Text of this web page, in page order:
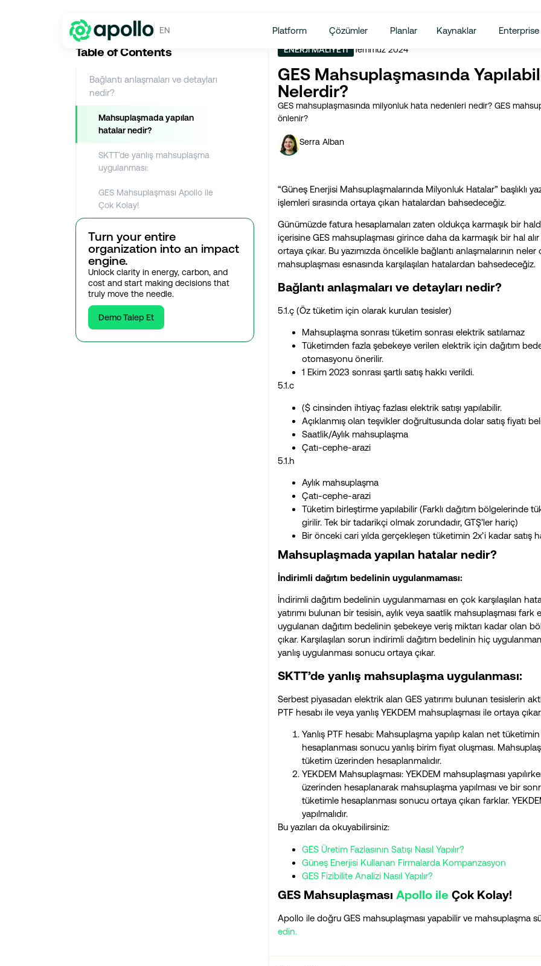
EN Platform Çözümler Planlar Kaynaklar Enterprise
Table of Contents
Bağlantı anlaşmaları ve detayları
nedir?
Mahsuplaşmada yapılan
hatalar nedir?
SKTT’de yanlış mahsuplaşma
uygulanması:
GES Mahsuplaşması Apollo ile
Çok Kolay!
Turn your entire
organization into an impact
engine.
Unlock clarity in energy, carbon, and
cost and start making decisions that
truly move the needle.
Demo Talep Et
ENERJI MALIYETI Temmuz 2024
GES Mahsuplaşmasında
Nelerdir?
GES mahsuplaşmasında milyonluk hata nedenleri nedir? GES
önlenir?
Serra Alban
“Güneş Enerjisi Mahsuplaşmalarında Milyonluk Hatalar” başlıklı
işlemleri sırasında ortaya çıkan hatalardan bahsedeceğiz.
Günümüzde fatura hesaplamaları zaten oldukça karmaşık bir
içerisine GES mahsuplaşması girince daha da karmaşık bir hal
ortaya çıkar. Bu yazımızda öncelikle bağlantı anlaşmalarının
mahsuplaşması esnasında karşılaşılan hatalardan bahsedeceğiz.
Bağlantı anlaşmaları ve detayları nedir?
5.1.ç (Öz tüketim için olarak kurulan tesisler)
Mahsuplaşma sonrası tüketim sonrası elektrik satılamaz
Tüketimden fazla şebekeye verilen elektrik için dağıtım
otomasyonu önerilir.
1 Ekim 2023 sonrası şartlı satış hakkı verildi.
5.1.c
($ cinsinden ihtiyaç fazlası elektrik satışı yapılabilir.
Açıklanmış olan teşvikler doğrultusunda dolar satış fiyatı
Saatlik/Aylık mahsuplaşma
Çatı-cephe-arazi
5.1.h
Aylık mahsuplaşma
Çatı-cephe-arazi
Tüketim birleştirme yapılabilir (Farklı dağıtım bölgelerinde
girilir. Tek bir tadarikçi olmak zorundadır, GTŞ’ler hariç)
Bir önceki cari yılda gerçekleşen tüketimin 2x’i kadar satış
Mahsuplaşmada yapılan hatalar nedir?
İndirimli dağıtım bedelinin uygulanmaması:
İndirimli dağıtım bedelinin uygulanmaması en çok karşılaşılan
yatırımı bulunan bir tesisin, aylık veya saatlik mahsuplaşması
uygulanan dağıtım bedelinin şebekeye veriş miktarı kadar olan
çıkar. Karşılaşılan sorun indirimli dağıtım bedelinin hiç
yanlış uygulanması sonucu ortaya çıkar.
SKTT’de yanlış mahsuplaşma uygulanması:
Serbest piyasadan elektrik alan GES yatırımı bulunan tesislerin
PTF hesabı ile veya yanlış YEKDEM mahsuplaşması ile ortaya
Yanlış PTF hesabı: Mahsuplaşma yapılıp kalan net
hesaplanması sonucu yanlış birim fiyat oluşması.
tüketim üzerinden hesaplanmalıdır.
YEKDEM Mahsuplaşması: YEKDEM mahsuplaşması
üzerinden hesaplanarak mahsuplaşma yapılması ve bir
tüketimle hesaplanması sonucu ortaya çıkan farklar.
yapılmalıdır.
Bu yazıları da okuyabilirsiniz:
GES Üretim Fazlasının Satışı Nasıl Yapılır?
Güneş Enerjisi Kullanan Firmalarda Kompanzasyon
GES Fizibilite Analizi Nasıl Yapılır?
GES Mahsuplaşması Apollo ile Çok Kolay!
Apollo ile doğru GES mahsuplaşması yapabilir ve mahsuplaşma
edin.